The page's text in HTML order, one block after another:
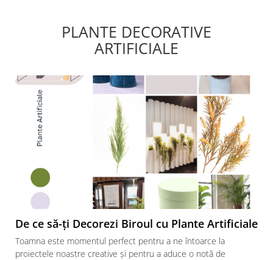
PLANTE DECORATIVE
ARTIFICIALE
De ce să-ți Decorezi Biroul cu Plante Artificiale
Toamna este momentul perfect pentru a ne întoarce la
proiectele noastre creative și pentru a aduce o notă de